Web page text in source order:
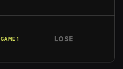
GAME 1 LOSE